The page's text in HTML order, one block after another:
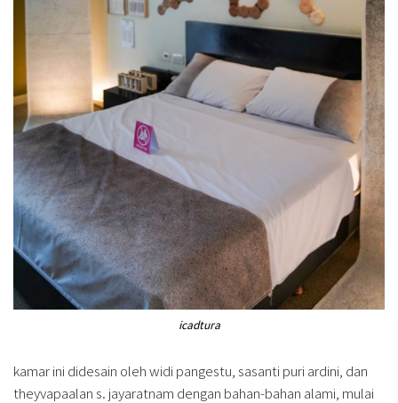
icadtura
kamar ini didesain oleh widi pangestu, sasanti puri ardini, dan
theyvapaalan s. jayaratnam dengan bahan-bahan alami, mulai